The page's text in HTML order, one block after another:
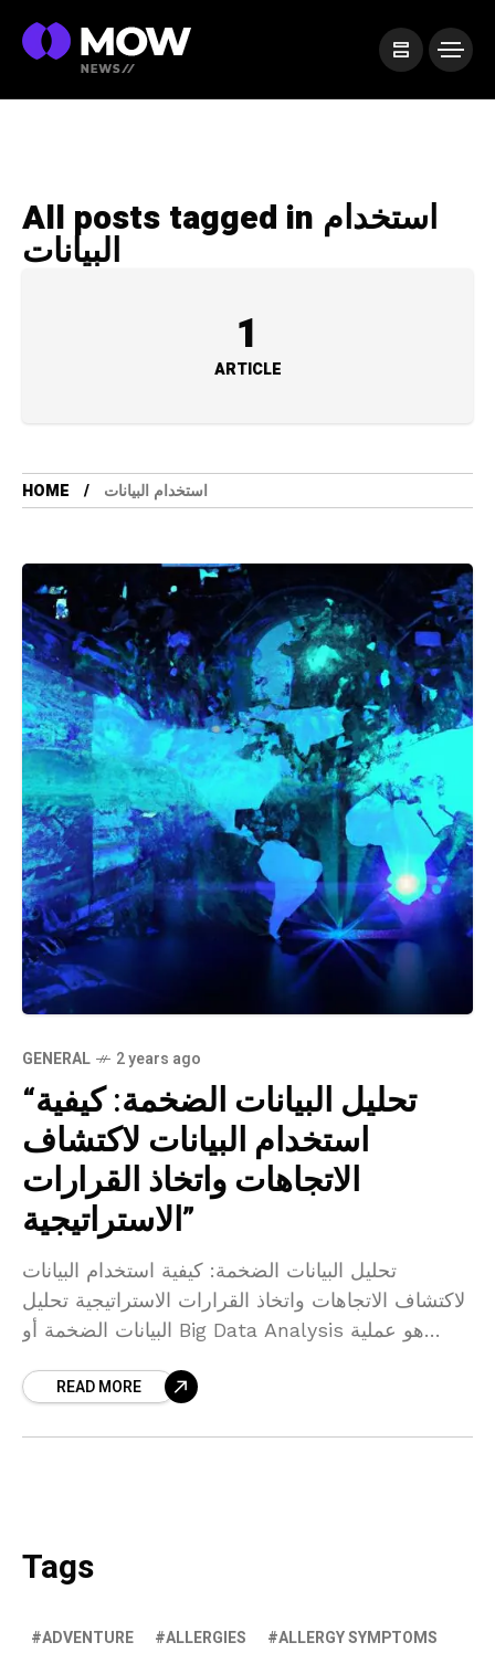
All posts tagged in استخدام
البيانات
1
ARTICLE
HOME استخدام البيانات
GENERAL 2 years ago
“تحليل البيانات الضخمة: كيفية
استخدام البيانات لاكتشاف
الاتجاهات واتخاذ القرارات
الاستراتيجية”
تحليل البيانات الضخمة: كيفية استخدام البيانات
لاكتشاف الاتجاهات واتخاذ القرارات الاستراتيجية تحليل
البيانات الضخمة أو Big Data Analysis‌ هو عملية
بسرعة هائلة في
READ MORE
Tags
ADVENTURE ALLERGIES
ALLERGY SYMPTOMS